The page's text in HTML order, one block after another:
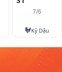
7/6
🐓Kỷ Dậu